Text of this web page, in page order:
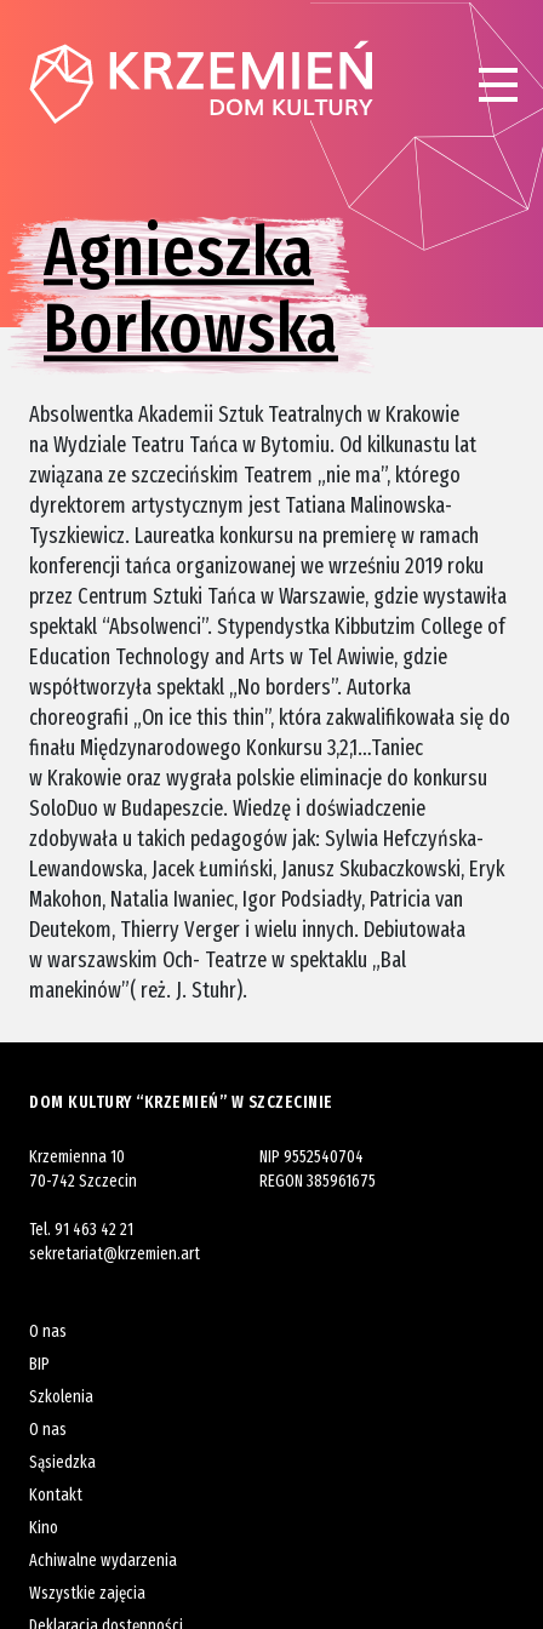
Agnieszka
Borkowska
Absolwentka Akademii Sztuk Teatralnych w Krakowie
na Wydziale Teatru Tańca w Bytomiu. Od kilkunastu lat
związana ze szczecińskim Teatrem „nie ma”, którego
dyrektorem artystycznym jest Tatiana Malinowska-
Tyszkiewicz. Laureatka konkursu na premierę w ramach
konferencji tańca organizowanej we wrześniu 2019 roku
przez Centrum Sztuki Tańca w Warszawie, gdzie wystawiła
spektakl “Absolwenci”. Stypendystka Kibbutzim College of
Education Technology and Arts w Tel Awiwie, gdzie
współtworzyła spektakl „No borders”. Autorka
choreografii „On ice this thin”, która zakwalifikowała się do
finału Międzynarodowego Konkursu 3,2,1…Taniec
w Krakowie oraz wygrała polskie eliminacje do konkursu
SoloDuo w Budapeszcie. Wiedzę i doświadczenie
zdobywała u takich pedagogów jak: Sylwia Hefczyńska-
Lewandowska, Jacek Łumiński, Janusz Skubaczkowski, Eryk
Makohon, Natalia Iwaniec, Igor Podsiadły, Patricia van
Deutekom, Thierry Verger i wielu innych. Debiutowała
w warszawskim Och- Teatrze w spektaklu „Bal
manekinów”( reż. J. Stuhr).
DOM KULTURY “KRZEMIEŃ” W SZCZECINIE
Krzemienna 10
70-742 Szczecin
Tel. 91 463 42 21
sekretariat@krzemien.art
NIP 9552540704
REGON 385961675
O nas
BIP
Szkolenia
O nas
Sąsiedzka
Kontakt
Kino
Achiwalne wydarzenia
Wszystkie zajęcia